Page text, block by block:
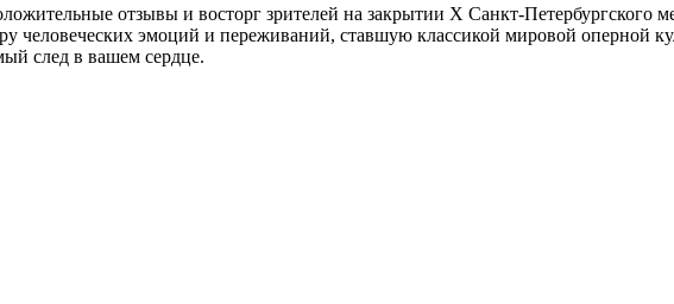
отзывы и восторг зрителей на закрытии X Санкт-
человеческих эмоций и переживаний, ставшую классикой мировой оперной
след в вашем сердце.